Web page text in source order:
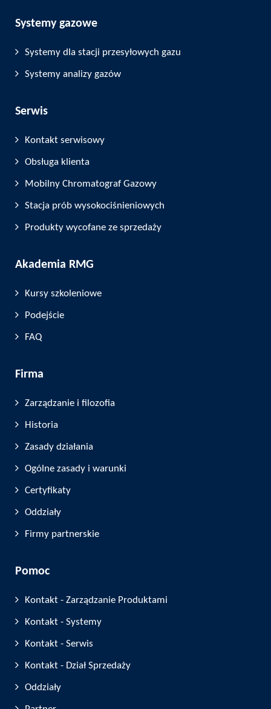
Systemy gazowe
Systemy dla stacji przesyłowych gazu
Systemy analizy gazów
Serwis
Kontakt serwisowy
Obsługa klienta
Mobilny Chromatograf Gazowy
Stacja prób wysokociśnieniowych
Produkty wycofane ze sprzedaży
Akademia RMG
Kursy szkoleniowe
Podejście
FAQ
Firma
Zarządzanie i filozofia
Historia
Zasady działania
Ogólne zasady i warunki
Certyfikaty
Oddziały
Firmy partnerskie
Pomoc
Kontakt - Zarządzanie Produktami
Kontakt - Systemy
Kontakt - Serwis
Kontakt - Dział Sprzedaży
Oddziały